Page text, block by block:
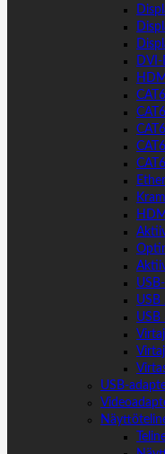
USB
USB
USB-